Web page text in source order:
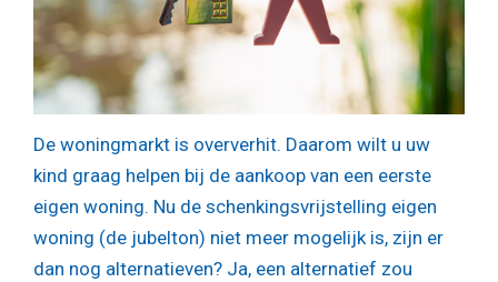
De woningmarkt is oververhit. Daarom wilt u uw
kind graag helpen bij de aankoop van een eerste
eigen woning. Nu de schenkingsvrijstelling eigen
woning (de jubelton) niet meer mogelijk is, zijn er
dan nog alternatieven? Ja, een alternatief zou